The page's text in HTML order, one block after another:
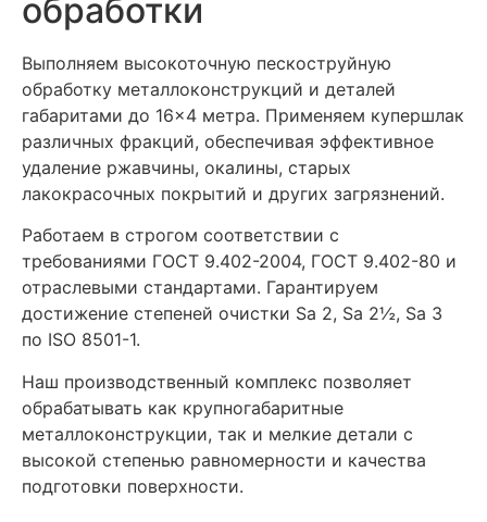
обработки
Выполняем высокоточную пескоструйную
обработку металлоконструкций и деталей
габаритами до 16×4 метра. Применяем купершлак
различных фракций, обеспечивая эффективное
удаление ржавчины, окалины, старых
лакокрасочных покрытий и других загрязнений.
Работаем в строгом соответствии с
требованиями ГОСТ 9.402-2004, ГОСТ 9.402-80 и
отраслевыми стандартами. Гарантируем
достижение степеней очистки Sa 2, Sa 2½, Sa 3
по ISO 8501-1.
Наш производственный комплекс позволяет
обрабатывать как крупногабаритные
металлоконструкции, так и мелкие детали с
высокой степенью равномерности и качества
подготовки поверхности.